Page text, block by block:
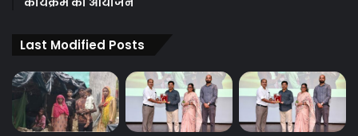
Last Modified Posts